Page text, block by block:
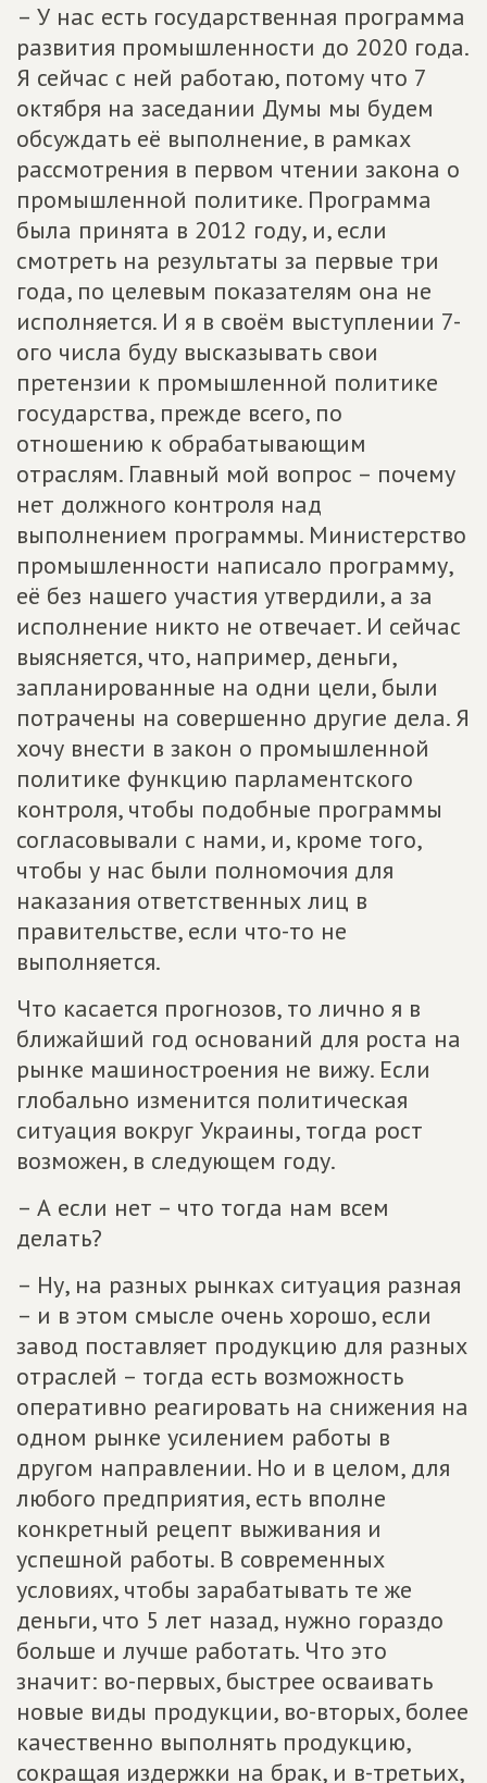
– У нас есть государственная программа
развития промышленности до 2020 года.
Я сейчас с ней работаю, потому что 7
октября на заседании Думы мы будем
обсуждать её выполнение, в рамках
рассмотрения в первом чтении закона о
промышленной политике. Программа
была принята в 2012 году, и, если
смотреть на результаты за первые три
года, по целевым показателям она не
исполняется. И я в своём выступлении 7-
ого числа буду высказывать свои
претензии к промышленной политике
государства, прежде всего, по
отношению к обрабатывающим
отраслям. Главный мой вопрос – почему
нет должного контроля над
выполнением программы. Министерство
промышленности написало программу,
её без нашего участия утвердили, а за
исполнение никто не отвечает. И сейчас
выясняется, что, например, деньги,
запланированные на одни цели, были
потрачены на совершенно другие дела. Я
хочу внести в закон о промышленной
политике функцию парламентского
контроля, чтобы подобные программы
согласовывали с нами, и, кроме того,
чтобы у нас были полномочия для
наказания ответственных лиц в
правительстве, если что-то не
выполняется.
Что касается прогнозов, то лично я в
ближайший год оснований для роста на
рынке машиностроения не вижу. Если
глобально изменится политическая
ситуация вокруг Украины, тогда рост
возможен, в следующем году.
– А если нет – что тогда нам всем
делать?
– Ну, на разных рынках ситуация разная
– и в этом смысле очень хорошо, если
завод поставляет продукцию для разных
отраслей – тогда есть возможность
оперативно реагировать на снижения на
одном рынке усилением работы в
другом направлении. Но и в целом, для
любого предприятия, есть вполне
конкретный рецепт выживания и
успешной работы. В современных
условиях, чтобы зарабатывать те же
деньги, что 5 лет назад, нужно гораздо
больше и лучше работать. Что это
значит: во-первых, быстрее осваивать
новые виды продукции, во-вторых, более
качественно выполнять продукцию,
сокращая издержки на брак, и в-третьих,